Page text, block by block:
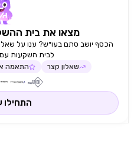
מצאו את בית
הכסף יושב סתם בעו״ש? ענו על
לבית השקעות
שאלון קצר התאמה
התחילו